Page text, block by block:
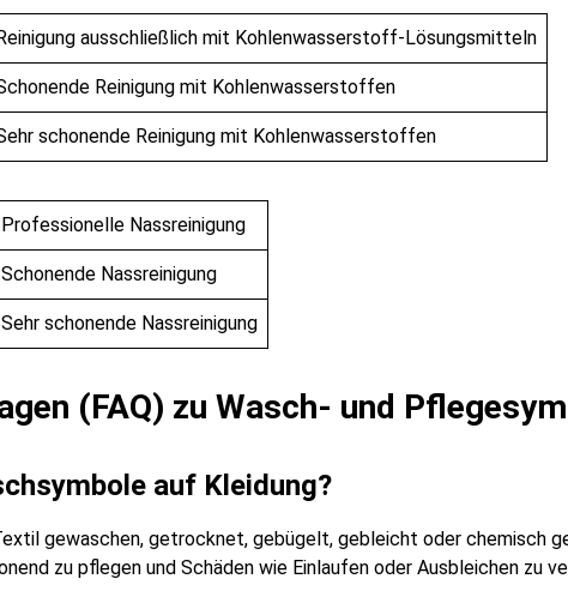
Reinigung ausschließlich mit Kohlenwasserstoff-Lösungsmitteln
Reinigung mit Kohlenwasserstoffen
schonende Reinigung mit Kohlenwasserstoffen
Professionelle Nassreinigung
Schonende Nassreinigung
Sehr schonende Nassreinigung
(FAQ) zu Wasch- und
auf Kleidung?
gewaschen, getrocknet, gebügelt, gebleicht oder chemisch
zu pflegen und Schäden wie Einlaufen oder Ausbleichen zu